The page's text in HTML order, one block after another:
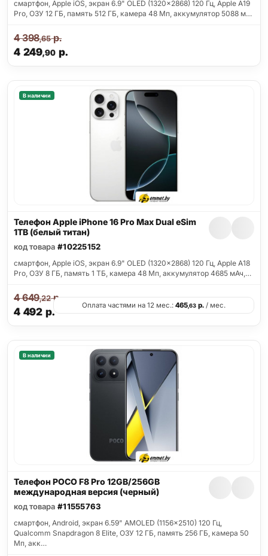
смартфон, Apple iOS, экран 6.9" OLED (1320x2868) 120 Гц, Apple A19
Pro, ОЗУ 12 ГБ, память 512 ГБ, камера 48 Мп, аккумулятор 5088 м…
4 249,90 р.
4 398,65р.
В наличии
Телефон Apple iPhone 16 Pro Max Dual eSim
1TB (белый титан)
код товара #10225152
смартфон, Apple iOS, экран 6.9" OLED (1320x2868) 120 Гц, Apple A18
Pro, ОЗУ 8 ГБ, память 1 ТБ, камера 48 Мп, аккумулятор 4685 мАч,…
4 492 р.
4 649,22р.
Оплата частями на 12 мес.: 465,63 р. / мес.
В наличии
Телефон POCO F8 Pro 12GB/256GB
международная версия (черный)
код товара #11555763
смартфон, Android, экран 6.59" AMOLED (1156x2510) 120 Гц,
Qualcomm Snapdragon 8 Elite, ОЗУ 12 ГБ, память 256 ГБ, камера 50
Мп, акк…